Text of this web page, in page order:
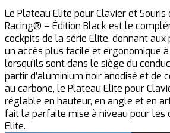
Le Plateau Elite pour Clavier et Souris
Racing® – Édition Black est le
cockpits de la série Elite, donnant
un accès plus facile et ergonomique
lorsqu’ils sont dans le siège du
partir d’aluminium noir anodisé et de
au carbone, le Plateau Elite pour
réglable en hauteur, en angle et en
fait la parfaite mise à niveau pour les
Elite.